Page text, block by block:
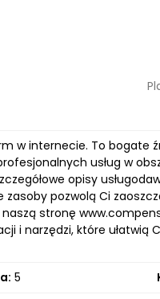
w internecie. To bogate
usług w
opisy
pozwolą Ci
stronę
i narzędzi, które ułatwią
5